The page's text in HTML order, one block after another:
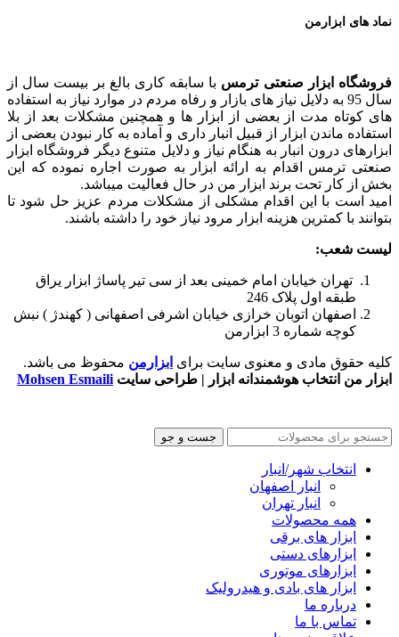
نماد های ابزارمن
فروشگاه ابزار صنعتی ترمس با سابقه کاری بالغ بر بیست سال از
سال 95 به دلایل نیاز های بازار و رفاه مردم در موارد نیاز به استفاده
های کوتاه مدت از بعضی از ابزار ها و همچنین مشکلات بعد از بلا
استفاده ماندن ابزار از قبیل انبار داری و آماده به کار نبودن بعضی از
ابزارهای درون انبار به هنگام نیاز و دلایل متنوع دیگر فروشگاه ابزار
صنعتی ترمس اقدام به ارائه ابزار به صورت اجاره نموده که این
بخش از کار تحت برند ابزار من در حال فعالیت میباشد.
امید است با این اقدام مشکلی از مشکلات مردم عزیز حل شود تا
بتوانند با کمترین هزینه ابزار مرود نیاز خود را داشته باشند.
لیست شعب:
تهران خیابان امام خمینی بعد از سی تیر پاساژ ابزار یراق
طبقه اول پلاک 246
اصفهان اتوبان خرازی خیابان اشرفی اصفهانی ( کهندژ ) نبش
کوچه شماره 3 ابزارمن
کلیه حقوق مادی و معنوی سایت برای ابزارمن محفوظ می‌ باشد.
ابزار من انتخاب هوشمندانه ابزار | طراحی سایت Mohsen Esmaili
جست و جو
انتخاب شهر/انبار
انبار اصفهان
انبار تهران
همه محصولات
ابزار های برقی
ابزارهای دستی
ابزارهای موتوری
ابزار های بادی و هیدرولیک
درباره ما
تماس با ما